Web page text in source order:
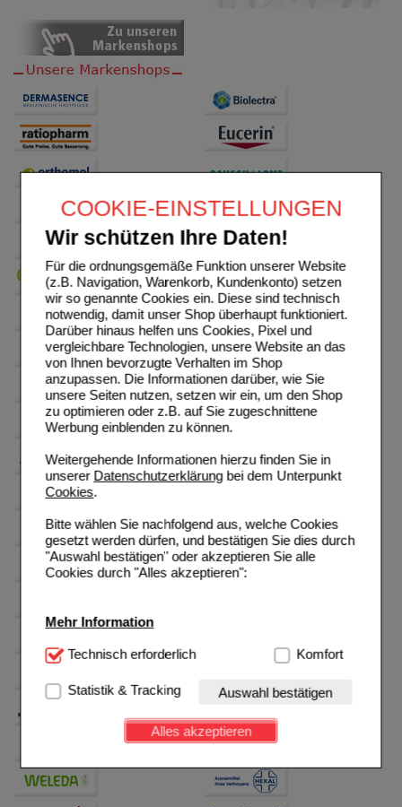
COOKIE-EINSTELLUNGEN
Wir schützen Ihre Daten!
Für die ordnungsgemäße Funktion unserer Website
(z.B. Navigation, Warenkorb, Kundenkonto) setzen
wir so genannte Cookies ein. Diese sind technisch
notwendig, damit unser Shop überhaupt funktioniert.
Darüber hinaus helfen uns Cookies, Pixel und
vergleichbare Technologien, unsere Website an das
von Ihnen bevorzugte Verhalten im Shop
anzupassen. Die Informationen darüber, wie Sie
unsere Seiten nutzen, setzen wir ein, um den Shop
zu optimieren oder z.B. auf Sie zugeschnittene
Werbung einblenden zu können.
Weitergehende Informationen hierzu finden Sie in
unserer Datenschutzerklärungbei dem Unterpunkt
Cookies.
Bitte wählen Sie nachfolgend aus, welche Cookies
gesetzt werden dürfen, und bestätigen Sie dies durch
"Auswahl bestätigen" oder akzeptieren Sie alle
Cookies durch "Alles akzeptieren":
Mehr Information
Technisch Notwendig:Hierbei handelt es sich um
Website notwendig sind (z.B. Navigation, Warenkorb,
Kundenkonto), weshalb auf diese nicht verzichtet
werden kann.
Einkaufserlebnis noch ansprechender zu gestalten,
beispielsweise für die Wiedererkennung des
Technisch erforderlich Komfort
Statistik & Tracking Auswahl bestätigen
Alles akzeptieren